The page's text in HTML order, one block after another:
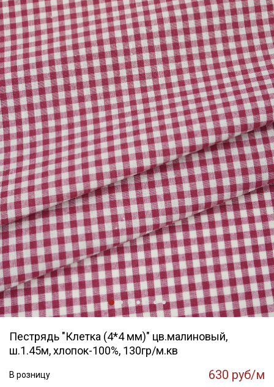
Пестрядь "Клетка (4*4 мм)" цв.малиновый,
ш.1.45м, хлопок-100%, 130гр/м.кв
В розницу 630 руб/м